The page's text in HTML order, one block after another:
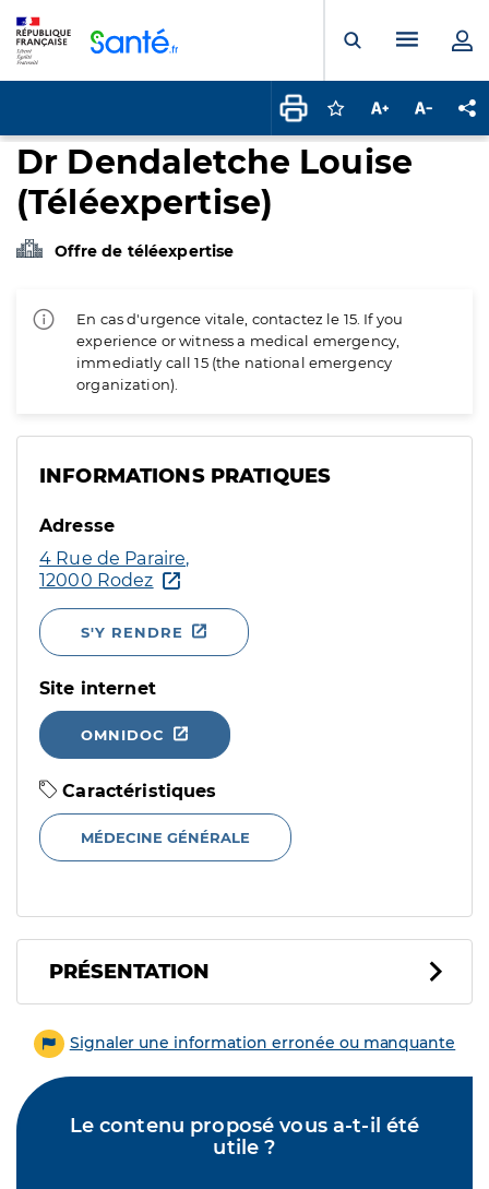
Ouvrir laMenu
Connectez-vous
Augmenter la
Dr Dendaletche Louise
(Téléexpertise)
Offre de téléexpertise
En cas d'urgence vitale, contactez le 15. If you
experience or witness a medical emergency,
immediatly call 15 (the national emergency
organization).
INFORMATIONS PRATIQUES
Adresse
4 Rue de Paraire,
12000 Rodez
S'Y RENDRE
Site internet
OMNIDOC
Caractéristiques
MÉDECINE GÉNÉRALE
PRÉSENTATION
Signaler une information erronée ou manquante
Le contenu proposé vous a-t-il été
utile ?